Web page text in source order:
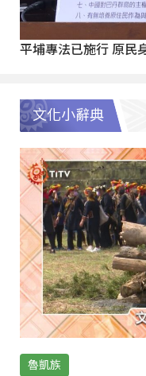
平埔專法已施行 原民
文化小辭典
魯凱族